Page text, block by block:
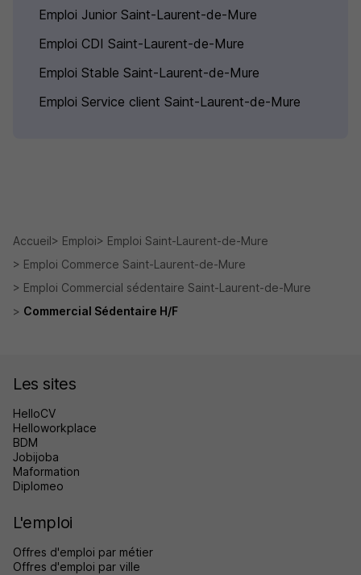
Emploi Junior Saint-Laurent-de-Mure
Emploi CDI Saint-Laurent-de-Mure
Emploi Stable Saint-Laurent-de-Mure
Emploi Service client Saint-Laurent-de-Mure
Accueil Emploi
Emploi Saint-Laurent-de-Mure
Emploi Commerce Saint-Laurent-de-Mure
Emploi Commercial sédentaire Saint-Laurent-de-Mure
Commercial Sédentaire H/F
Les sites
HelloCV
Helloworkplace
BDM
Jobijoba
Maformation
Diplomeo
L'emploi
Offres d'emploi par métier
Offres d'emploi par ville